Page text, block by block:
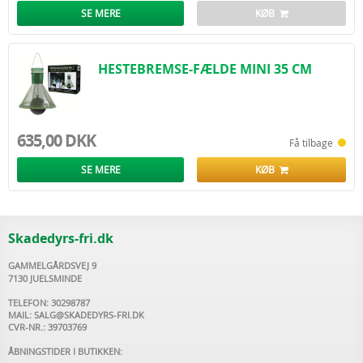
Vask hænderne efter brug.
SE MERE KØB
HESTEBREMSE-FÆLDE MINI 35 CM
635,00 DKK Få tilbage
SE MERE KØB
Skadedyrs-fri.dk
GAMMELGÅRDSVEJ 9
7130 JUELSMINDE
TELEFON: 30298787
MAIL: SALG@SKADEDYRS-FRI.DK
CVR-NR.: 39703769
ÅBNINGSTIDER I BUTIKKEN: